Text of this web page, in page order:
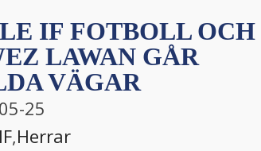
IF FOTBOLL OCH
LAWAN GÅR
VÄGAR
25
,Herrar